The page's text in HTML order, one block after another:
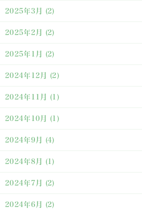
2025年3月 (2)
2025年2月 (2)
2025年1月 (2)
2024年12月 (2)
2024年11月 (1)
2024年10月 (1)
2024年9月 (4)
2024年8月 (1)
2024年7月 (2)
2024年6月 (2)